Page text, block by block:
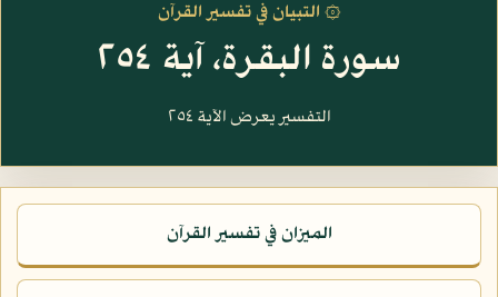
۞ التبيان في تفسير القرآن
سورة البقرة، آية ٢٥٤
التفسير يعرض الآية ٢٥٤
الميزان في تفسير القرآن